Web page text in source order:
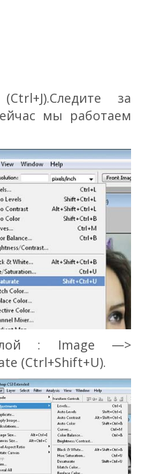
за
мы работаем
: Image —>
(Ctrl+Shift+U).